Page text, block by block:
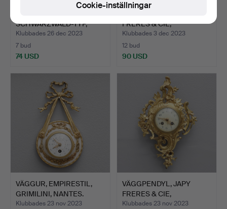
SCHWARZWALD-TYP,
förgyllt trä, 180…
Klubbades 26 dec 2023
7 bud
74 USD
FRERES & CIE,
FRANKRIKE.
Klubbades 3 dec 2023
12 bud
90 USD
VÄGGUR, EMPIRESTIL,
GRIMILINI, NANTES.
Klubbades 23 nov 2023
VÄGGPENDYL, JAPY
FRERES & CIE,
FRANKRIKE.
Klubbades 23 nov 2023
Cookie-inställningar